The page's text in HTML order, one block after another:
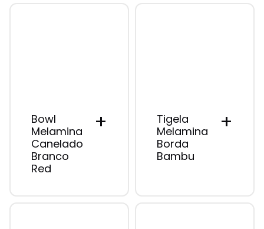
Bowl
Melamina
Canelado
Branco
Red
+
Tigela
Melamina
Borda
Bambu
+